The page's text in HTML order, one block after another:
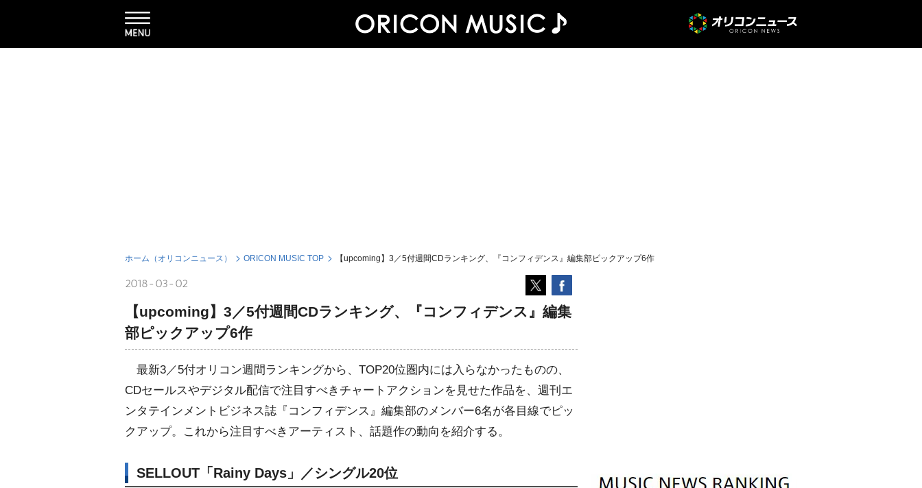
ホーム（オリコンニュース） ORICON MUSIC TOP 【upcoming】3／5付週間CDランキング、『コンフィデンス』編集部ピックアップ6作
2018-03-02
【upcoming】3／5付週間CDランキング、『コンフィデンス』編集
部ピックアップ6作
最新3／5付オリコン週間ランキングから、TOP20位圏内には入らなかったものの、
CDセールスやデジタル配信で注目すべきチャートアクションを見せた作品を、週刊エ
ンタテインメントビジネス誌『コンフィデンス』編集部のメンバー6名が各目線でピッ
クアップ。これから注目すべきアーティスト、話題作の動向を紹介する。
SELLOUT「Rainy Days」／シングル20位